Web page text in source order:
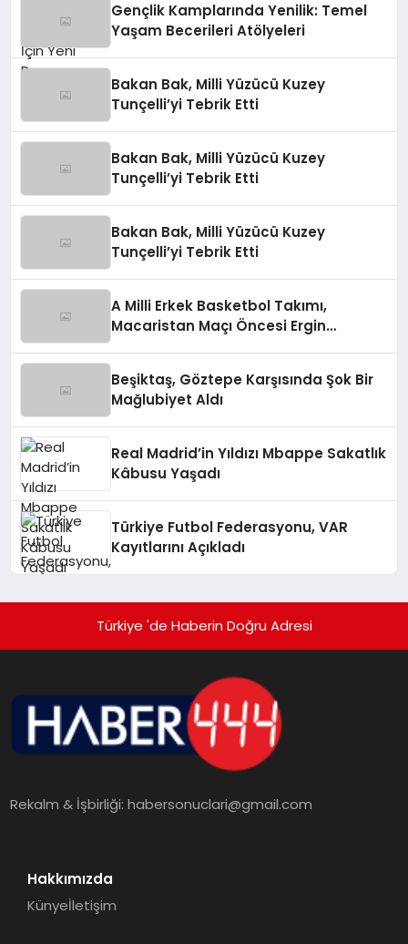
Gençlik Kamplarında Yenilik: Temel
Yaşam Becerileri Atölyeleri
Bakan Bak, Milli Yüzücü Kuzey
Tunçelli’yi Tebrik Etti
Bakan Bak, Milli Yüzücü Kuzey
Tunçelli’yi Tebrik Etti
Bakan Bak, Milli Yüzücü Kuzey
Tunçelli’yi Tebrik Etti
A Milli Erkek Basketbol Takımı,
Macaristan Maçı Öncesi Ergin
Beşiktaş, Göztepe Karşısında Şok Bir
Mağlubiyet Aldı
Real Madrid’in Yıldızı Mbappe Sakatlık
Kâbusu Yaşadı
Türkiye Futbol Federasyonu, VAR
Kayıtlarını Açıkladı
Türkiye 'de Haberin Doğru Adresi
Rekalm & İşbirliği:habersonuclari@gmail.com
Hakkımızda
Künyeİletişim